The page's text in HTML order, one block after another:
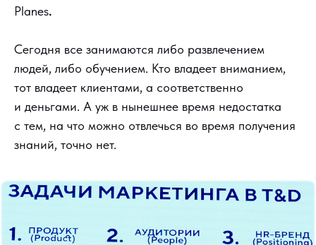
Planes.
Сегодня все занимаются либо развлечением
людей, либо обучением. Кто владеет вниманием,
тот владеет клиентами, а соответственно
и деньгами. А уж в нынешнее время недостатка
с тем, на что можно отвлечься во время получения
знаний, точно нет.